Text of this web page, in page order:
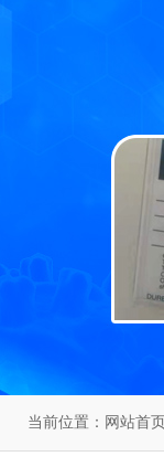
当前位置： 网站首页